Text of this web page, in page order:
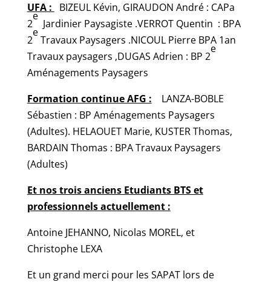
UFA :
BIZEUL Kévin, GIRAUDON André : CAPa
2
e
Jardinier Paysagiste .VERROT Quentin : BPA
2
e
Travaux Paysagers .NICOUL Pierre BPA 1an
Travaux paysagers ,DUGAS Adrien : BP 2
e
Aménagements Paysagers
Formation continue AFG : LANZA-BOBLE
Sébastien : BP Aménagements Paysagers
(Adultes). HELAOUET Marie, KUSTER Thomas,
BARDAIN Thomas : BPA Travaux Paysagers
(Adultes)
Et nos trois anciens Etudiants BTS et
professionnels actuellement :
Antoine JEHANNO, Nicolas MOREL, et
Christophe LEXA
Et un grand merci pour les SAPAT lors de